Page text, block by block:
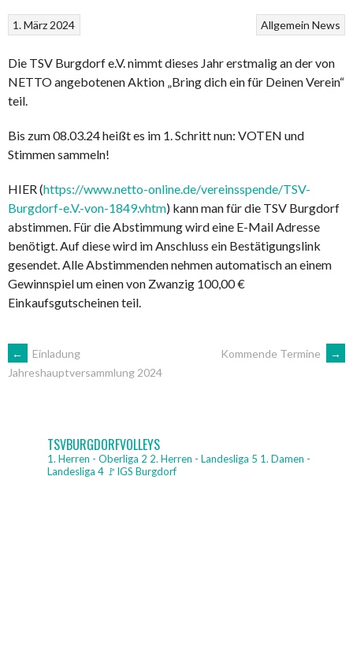
Allgemein News
1. März 2024
Die TSV Burgdorf e.V. nimmt dieses Jahr erstmalig an der von
NETTO angebotenen Aktion „Bring dich ein für Deinen Verein“
teil.
Bis zum 08.03.24 heißt es im 1. Schritt nun: VOTEN und
Stimmen sammeln!
HIER (https://www.netto-online.de/vereinsspende/TSV-
Burgdorf-e.V.-von-1849.vhtm) kann man für die TSV Burgdorf
abstimmen. Für die Abstimmung wird eine E-Mail Adresse
benötigt. Auf diese wird im Anschluss ein Bestätigungslink
gesendet. Alle Abstimmenden nehmen automatisch an einem
Gewinnspiel um einen von Zwanzig 100,00 €
Einkaufsgutscheinen teil.
ARTIKEL-
←
Einladung
Jahreshauptversammlung 2024
Kommende Termine →
TSVBURGDORFVOLLEYS
1. Herren - Oberliga 2 2. Herren - Landesliga 5 1. Damen -
Landesliga 4 🚩IGS Burgdorf